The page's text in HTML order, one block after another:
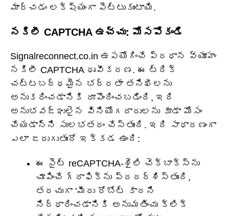
మార్చడం లక్ష్యంగా పెట్టుకుంటాయి.
నకిలీ CAPTCHA ఉచ్చు: మోసపోకండి
Signalreconnect.co.in ఉపయోగించే ప్రధాన వ్యూహం
నకిలీ CAPTCHA ధృవీకరణ. ఈ ట్రిక్
చట్టబద్ధమైన భద్రతా తనిఖీలను
అనుకరించడానికి రూపొందించబడింది, ఇది
అనుభవజ్ఞులైన వినియోగదారులను కూడా మోసం
చేయడాన్ని సులభతరం చేస్తుంది. ఇది సాధారణంగా
ఎలా జరుగుతుందో ఇక్కడ ఉంది:
ఈ సైట్ reCAPTCHA-శైలి చెక్‌బాక్స్‌ను
చూపించే గ్రాఫిక్‌ను ప్రదర్శిస్తుంది,
తరచుగా 'మీరు రోబోట్ కాదని
నిర్ధారించడానికి అనుమతించు క్లిక్